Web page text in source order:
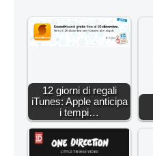
12 giorni di regali
iTunes: Apple anticipa
i tempi…